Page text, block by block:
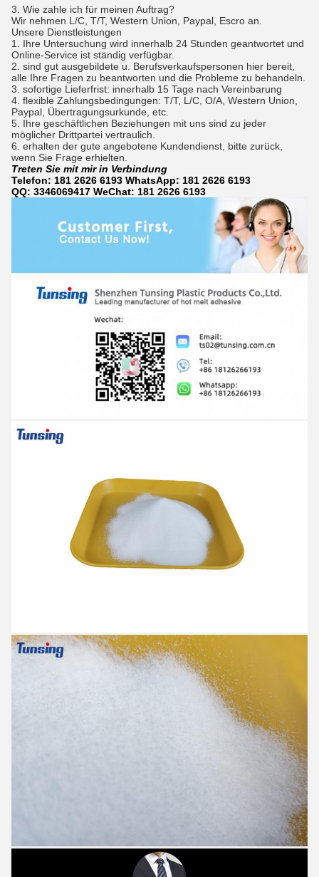
3. Wie zahle ich für meinen Auftrag?
Wir nehmen L/C, T/T, Western Union, Paypal, Escro an.
Unsere Dienstleistungen
1. Ihre Untersuchung wird innerhalb 24 Stunden geantwortet und
Online-Service ist ständig verfügbar.
2. sind gut ausgebildete u. Berufsverkaufspersonen hier bereit,
alle Ihre Fragen zu beantworten und die Probleme zu behandeln.
3. sofortige Lieferfrist: innerhalb 15 Tage nach Vereinbarung
4. flexible Zahlungsbedingungen: T/T, L/C, O/A, Western Union,
Paypal, Übertragungsurkunde, etc.
5. Ihre geschäftlichen Beziehungen mit uns sind zu jeder
möglicher Drittpartei vertraulich.
6. erhalten der gute angebotene Kundendienst, bitte zurück,
wenn Sie Frage erhielten.
Treten Sie mit mir in Verbindung
Telefon: 181 2626 6193 WhatsApp: 181 2626 6193
QQ: 3346069417 WeChat: 181 2626 6193